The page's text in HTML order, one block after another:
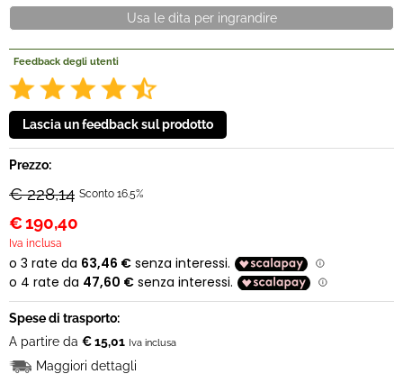
La nostra Officina
Veicoli Pronta consegna
Lavora Con Noi
Usa le dita per ingrandire
Feedback degli utenti
Prezzo:
€ 228,14 Sconto 16.5%
€190,40
Iva inclusa
Spese di trasporto:
A partire da € 15,01 Iva inclusa
Maggiori dettagli